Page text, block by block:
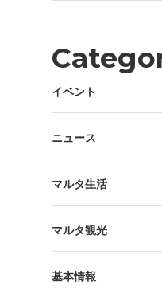
イベント
ニュース
マルタ生活
マルタ観光
基本情報